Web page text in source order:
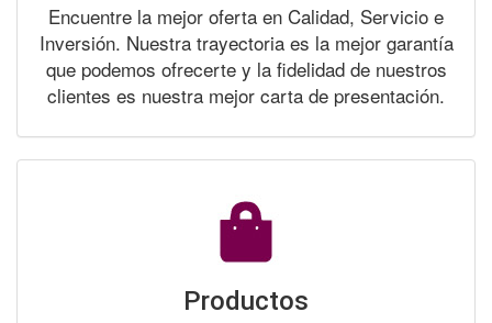
Encuentre la mejor oferta en Calidad, Servicio e
Inversión. Nuestra trayectoria es la mejor garantía
que podemos ofrecerte y la fidelidad de nuestros
clientes es nuestra mejor carta de presentación.
Productos